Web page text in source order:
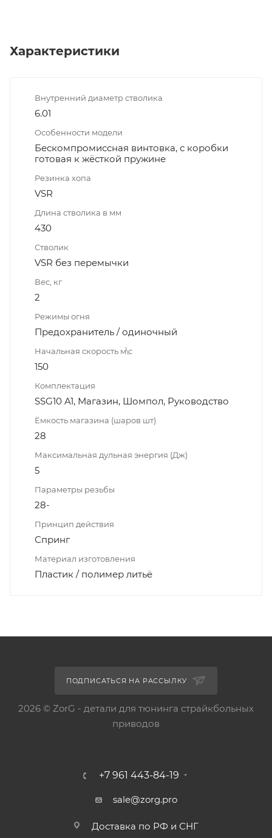
Характеристики
Внутренний диаметр стволика
6.01
Особенности модели
Бескомпромиссная винтовка, с коробки
готовая к жёсткой пружине
Резинка хопа
VSR
Длина стволика в мм
430
Стволик
VSR без перемычки
Вес, кг
2
Режимы огня
Предохранитель / одиночный
Начальная скорость м\с
150
Комплектация
SSG10 A1, Магазин, Шомпол, Руководство
Ёмкость магазина (шаров шт)
28
Максимальная дульная энергия (Дж)
5
Параметры резьбы
28-
Принцип действия
Спринг
Материал изготовления
Пластик / полимер литьё
ПОДПИСАТЬСЯ НА РАССЫЛКУ
2026 © ZorG - детали для тюнинга страйкбольных
приводов
+7 961 443-84-19
sale@zorg.pro
Доставка по РФ и СНГ